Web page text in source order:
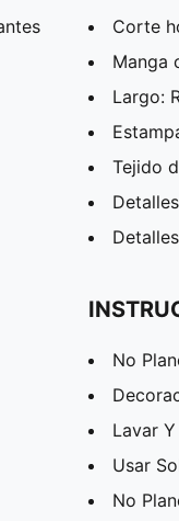
Corte
Manga
Largo:
Tejido
No
Lavar
Usar
No